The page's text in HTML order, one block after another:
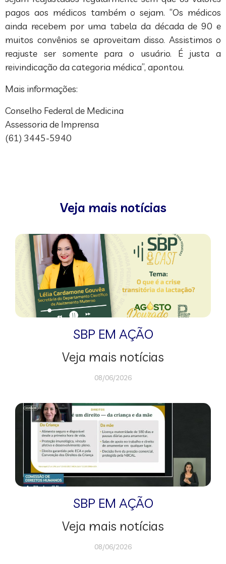
pagos aos médicos também o sejam. “Os médicos
ainda recebem por uma tabela da década de 90 e
muitos convênios se aproveitam disso. Assistimos o
reajuste ser somente para o usuário. É justa a
reivindicação da categoria médica”, apontou.
Mais informações:
Conselho Federal de Medicina
Assessoria de Imprensa
(61) 3445-5940
Veja mais notícias
SBP EM AÇÃO
Veja mais notícias
08/06/2026
SBP EM AÇÃO
Veja mais notícias
08/06/2026